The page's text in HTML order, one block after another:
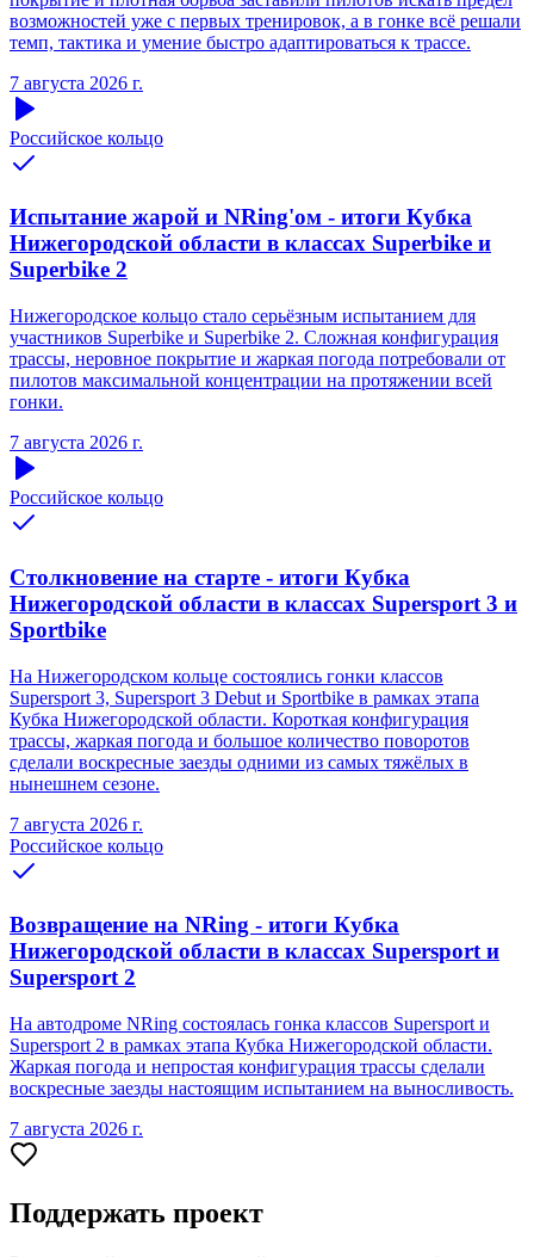
возможностей уже с первых тренировок, а в гонке всё решали
темп, тактика и умение быстро адаптироваться к трассе.
7 августа 2026 г.
Российское кольцо
Испытание жарой и NRing'ом - итоги Кубка
Нижегородской области в классах Superbike и
Superbike 2
Нижегородское кольцо стало серьёзным испытанием для
участников Superbike и Superbike 2. Сложная конфигурация
трассы, неровное покрытие и жаркая погода потребовали от
пилотов максимальной концентрации на протяжении всей
гонки.
7 августа 2026 г.
Российское кольцо
Столкновение на старте - итоги Кубка
Нижегородской области в классах Supersport 3 и
Sportbike
На Нижегородском кольце состоялись гонки классов
Supersport 3, Supersport 3 Debut и Sportbike в рамках этапа
Кубка Нижегородской области. Короткая конфигурация
трассы, жаркая погода и большое количество поворотов
сделали воскресные заезды одними из самых тяжёлых в
нынешнем сезоне.
7 августа 2026 г.
Российское кольцо
Возвращение на NRing - итоги Кубка
Нижегородской области в классах Supersport и
Supersport 2
На автодроме NRing состоялась гонка классов Supersport и
Supersport 2 в рамках этапа Кубка Нижегородской области.
Жаркая погода и непростая конфигурация трассы сделали
воскресные заезды настоящим испытанием на выносливость.
7 августа 2026 г.
Поддержать проект